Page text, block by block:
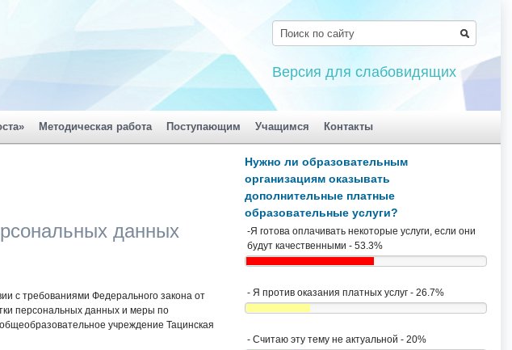
Версия для слабовидящих
Методическая работа Поступающим Учащимся Контакты
данных
с требованиями Федерального закона от
персональных данных и меры по
учреждение Тацинская
Нужно ли образовательным
организациям оказывать
дополнительные платные
образовательные услуги?
-Я готова оплачивать некоторые услуги, если они
будут качественными - 53.3%
- Я против оказания платных услуг - 26.7%
- Считаю эту тему не актуальной - 20%